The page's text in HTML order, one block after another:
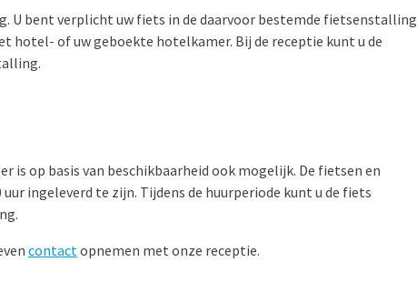
U bent verplicht uw fiets in de daarvoor bestemde fietsenstalling
hotel- of uw geboekte hotelkamer. Bij de receptie kunt u de
is op basis van beschikbaarheid ook mogelijk. De fietsen en
ingeleverd te zijn. Tijdens de huurperiode kunt u de fiets
contactopnemen met onze receptie.